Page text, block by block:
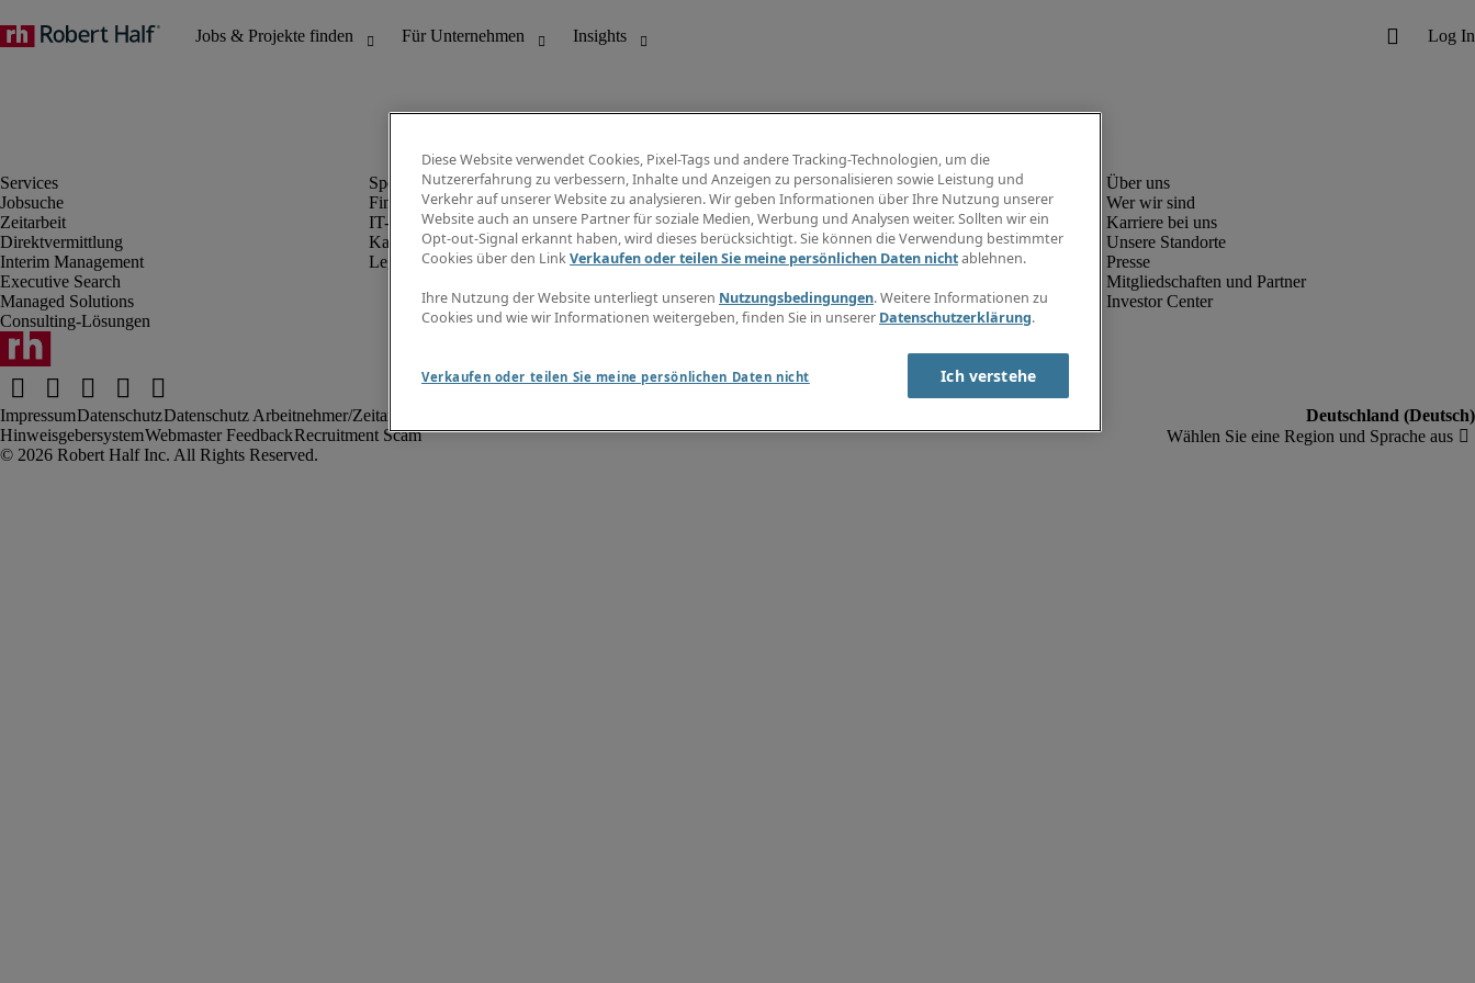
Jobsuche
Zeitarbeit
Direktvermittlung
Interim Management
Executive Search
Managed Solutions
Consulting-Lösungen
Finanz- & Rechnungswesen
IT-Bereich
Kaufmännischer Bereich
Legal
Info Center
Jobübersicht
Gehaltsübersicht
E-Learning
Wer wir sind
Karriere bei uns
Unsere Standorte
Presse
Mitgliedschaften und Partner
Investor Center
ImpressumDatenschutzDatenschutz Arbeitnehmer/Zeitarbeitskräfte
HinweisgebersystemWebmaster FeedbackRecruitment Scam
Diese Website verwendet Cookies, Pixel-Tags und andere Tracking-Technologien, um die
Nutzererfahrung zu verbessern, Inhalte und Anzeigen zu personalisieren sowie Leistung und
Verkehr auf unserer Website zu analysieren. Wir geben Informationen über Ihre Nutzung unserer
Website auch an unsere Partner für soziale Medien, Werbung und Analysen weiter. Sollten wir ein
Opt-out-Signal erkannt haben, wird dieses berücksichtigt. Sie können die Verwendung bestimmter
Cookies über den LinkVerkaufen oder teilen Sie meine persönlichen Daten nichtablehnen.
Ihre Nutzung der Website unterliegt unseren Nutzungsbedingungen. Weitere Informationen zu
Cookies und wie wir Informationen weitergeben, finden Sie in unserer Datenschutzerklärung.
Verkaufen oder teilen Sie meine persönlichen Daten nicht Ich verstehe